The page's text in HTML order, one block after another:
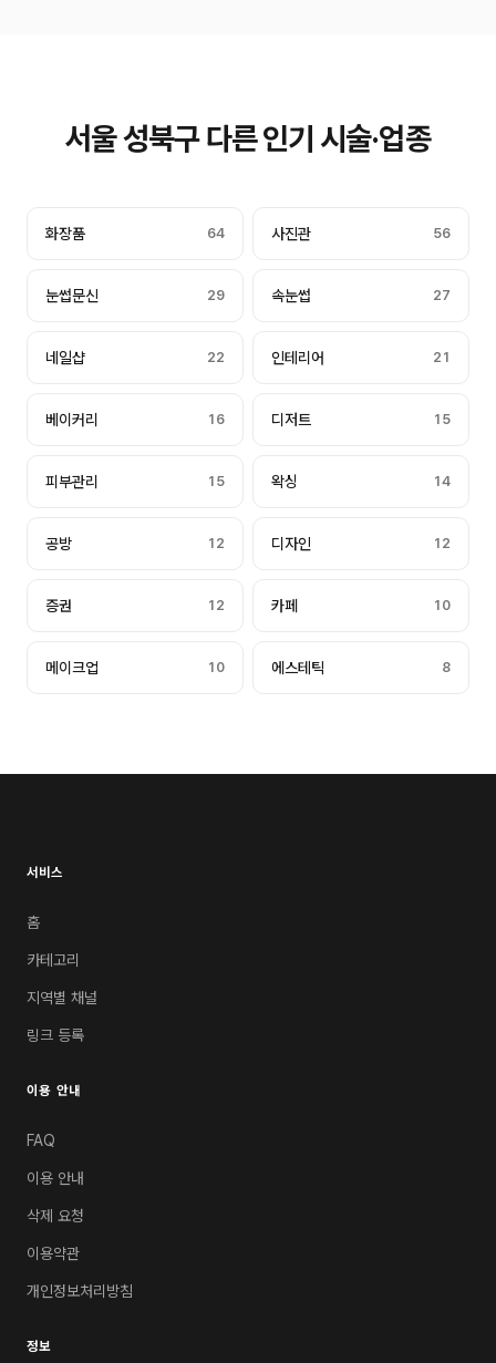
서울 성북구 다른 인기 시술·업종
화장품 64 사진관 56
눈썹문신 29 속눈썹 27
네일샵 22 인테리어 21
베이커리 16 디저트 15
피부관리 15 왁싱 14
공방 12 디자인 12
증권 12 카페 10
메이크업 10 에스테틱 8
서비스
홈
카테고리
지역별 채널
링크 등록
이용 안내
FAQ
이용 안내
삭제 요청
이용약관
개인정보처리방침
정보